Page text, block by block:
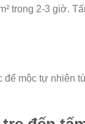
trong 2-3 giờ.
mộc tự nhiên